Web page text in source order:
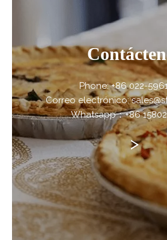
Phone: +86 022-
Correo electrónico:
Whatsapp：+86
>